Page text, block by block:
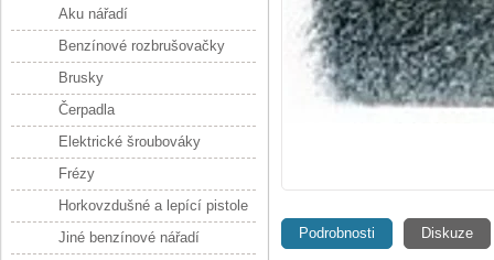
Podrobnosti Diskuze
Aku nářadí
Benzínové rozbrušovačky
Brusky
Čerpadla
Elektrické šroubováky
Frézy
Horkovzdušné a lepící pistole
Jiné benzínové nářadí